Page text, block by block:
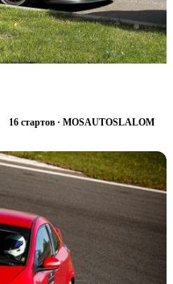
16 стартов · MOSAUTOSLALOM